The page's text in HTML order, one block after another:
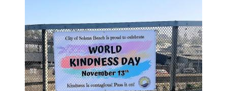
дней подряд, нажмите здесь для
получения дополнительной
информации. Вы также можете
узнать о нашем налоге на
временное проживание (TOT),